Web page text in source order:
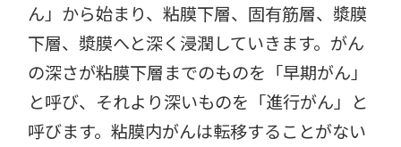
ん」から始まり、粘膜下層、固有筋層、漿膜
下層、漿膜へと深く浸潤していきます。がん
の深さが粘膜下層までのものを「早期がん」
と呼び、それより深いものを「進行がん」と
呼びます。粘膜内がんは転移することがない